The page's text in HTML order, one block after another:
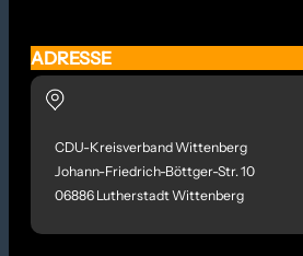
ADRESSE
CDU-Kreisverband Wittenberg
Johann-Friedrich-Böttger-Str. 10
06886 Lutherstadt Wittenberg